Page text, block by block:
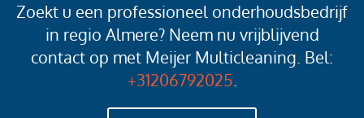
Zoekt u een professioneel onderhoudsbedrijf
in regio Almere? Neem nu vrijblijvend
contact op met Meijer Multicleaning. Bel:
+31206792025.